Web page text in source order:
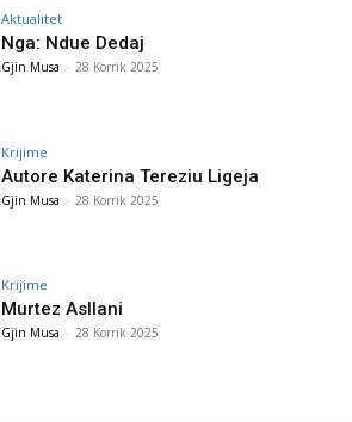
Aktualitet
Nga: Ndue Dedaj
Gjin Musa - 28 Korrik 2025
Krijime
Autore Katerina Tereziu Ligeja
Gjin Musa - 28 Korrik 2025
Krijime
Murtez Asllani
Gjin Musa - 28 Korrik 2025